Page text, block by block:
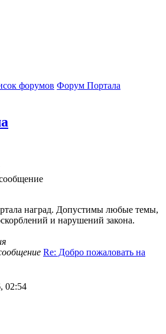
форумов Форум Портала
наград. Допустимы любые темы,
и нарушений закона.
Re: Добро пожаловать на
02:54